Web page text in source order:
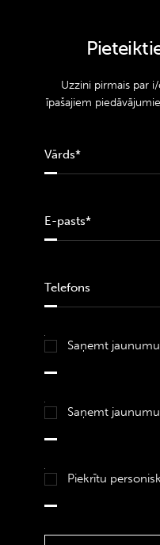
Uzzini pirmais par
īpašajiem
Saņemt
Saņemt
Piekrītu